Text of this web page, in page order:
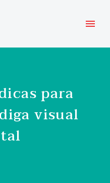
para
visual